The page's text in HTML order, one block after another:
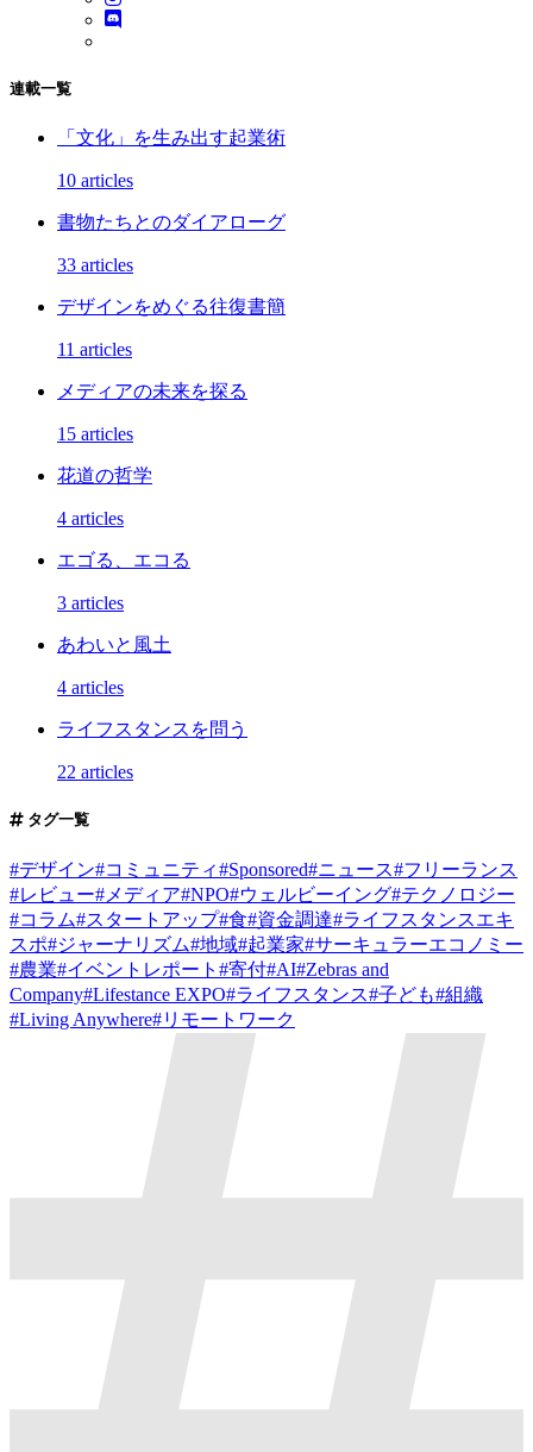
連載一覧
「文化」を生み出す起業術
10 articles
書物たちとのダイアローグ
33 articles
デザインをめぐる往復書簡
11 articles
メディアの未来を探る
15 articles
花道の哲学
4 articles
エゴる、エコる
3 articles
あわいと風土
4 articles
ライフスタンスを問う
22 articles
タグ一覧
#デザイン#コミュニティ#Sponsored#ニュース#フリーランス
#レビュー# メディア#NPO#ウェルビーイング#テクノロジー
#コラム#スタートアップ#食#資金調達#ライフスタンスエキ
スポ#ジャーナリズム#地域#起業家#サーキュラーエコノミー
#農業#イベントレポート #寄付#AI#Zebras and
Company#Lifestance EXPO#ライフスタンス#子ども#組織
#Living Anywhere#リモートワーク